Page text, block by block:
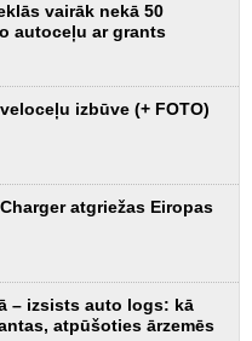
vairāk nekā 50
autoceļu ar grants
izbūve (+ FOTO)
atgriežas Eiropas
– izsists auto logs: kā
atpūšoties ārzemēs